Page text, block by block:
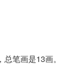
笔画是13画。